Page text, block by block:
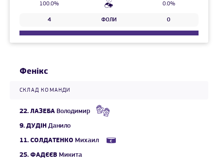
100.0% 0.0%
4 ФОЛИ 0
Фенікс
СКЛАД КОМАНДИ
22. ЛАЗЕБА Володимир
9. ДУДІН Данило
11. СОЛДАТЕНКО Михаил
25. ФАДЄЄВ Микита